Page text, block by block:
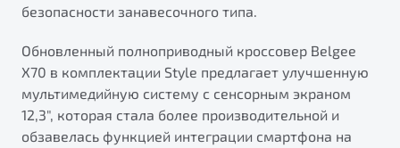
безопасности занавесочного типа.
Обновленный полноприводный кроссовер Belgee
X70 в комплектации Style предлагает улучшенную
мультимедийную систему с сенсорным экраном
12,3", которая стала более производительной и
обзавелась функцией интеграции смартфона на